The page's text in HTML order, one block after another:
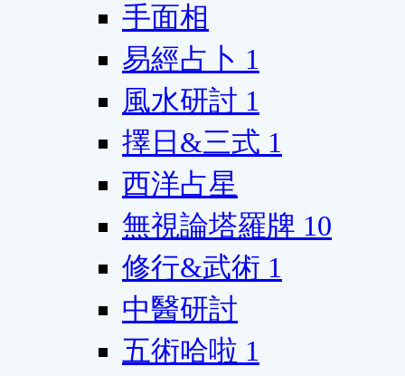
手面相
易經占卜 1
風水研討 1
擇日&三式 1
西洋占星
無視論塔羅牌 10
修行&武術 1
中醫研討
五術哈啦 1